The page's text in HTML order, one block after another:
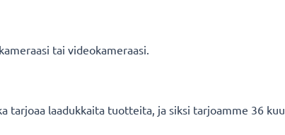
tai videokameraasi.
tarjoaa laadukkaita tuotteita, ja siksi tarjoamme 36